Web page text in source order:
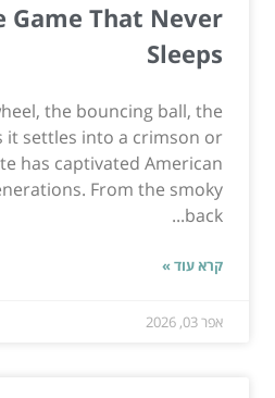
Game That Never
Sleeps
the bouncing ball, the
it settles into a crimson or
has captivated American
From the smoky
back...
קרא עוד »
אפר 03, 2026